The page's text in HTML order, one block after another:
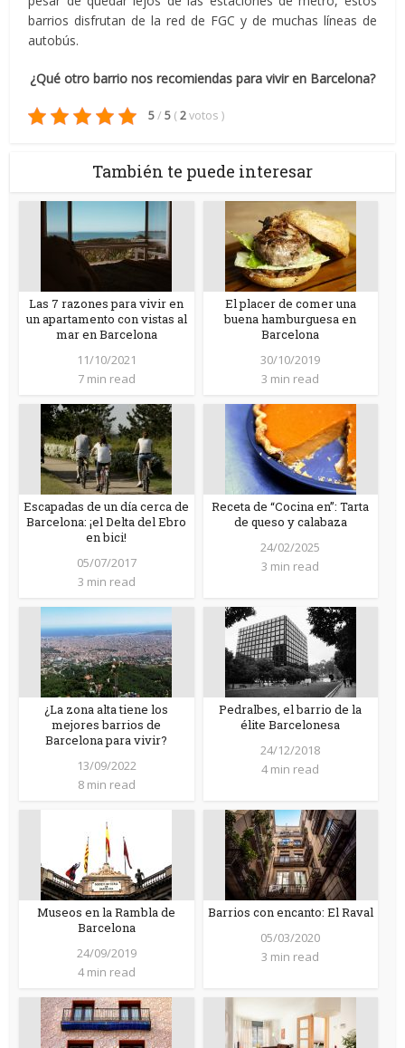
barrios disfrutan de la red de FGC y de muchas líneas de
autobús.
¿Qué otro barrio nos recomiendas para vivir en Barcelona?
5/ 5 (2votos )
También te puede interesar
Las 7 razones para vivir en
un apartamento con vistas al
mar en Barcelona
11/10/2021
7 min read
El placer de comer una
buena hamburguesa en
Barcelona
30/10/2019
3 min read
Escapadas de un día cerca de
Barcelona: ¡el Delta del Ebro
en bici!
05/07/2017
3 min read
Receta de “Cocina en”: Tarta
de queso y calabaza
24/02/2025
3 min read
¿La zona alta tiene los
mejores barrios de
Barcelona para vivir?
13/09/2022
8 min read
Pedralbes, el barrio de la
élite Barcelonesa
24/12/2018
4 min read
Museos en la Rambla de
Barcelona
24/09/2019
4 min read
Barrios con encanto: El Raval
05/03/2020
3 min read